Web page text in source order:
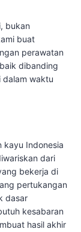
bukan
buat
perawatan
dibanding
waktu
kayu Indonesia
dari
bekerja di
pertukangan
dasar
kesabaran
hasil akhir